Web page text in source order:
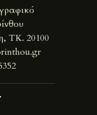
ΤΚ. 20100